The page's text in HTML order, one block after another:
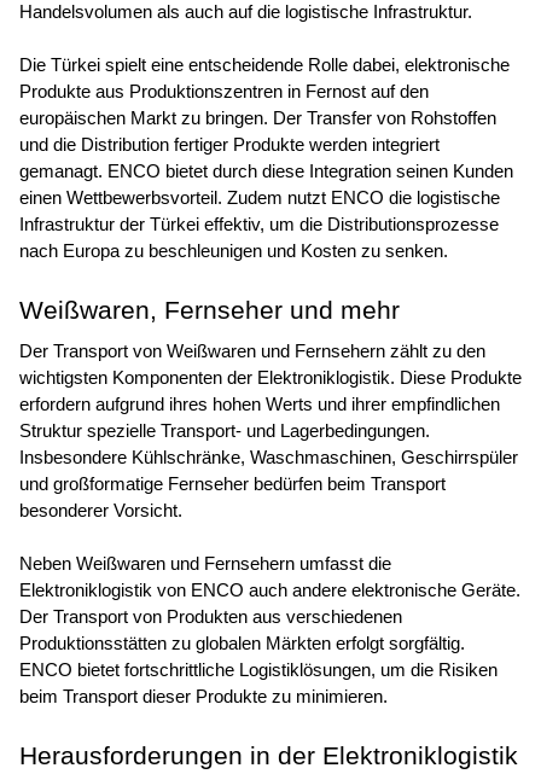
Handelsvolumen als auch auf die logistische Infrastruktur.
Die Türkei spielt eine entscheidende Rolle dabei, elektronische
Produkte aus Produktionszentren in Fernost auf den
europäischen Markt zu bringen. Der Transfer von Rohstoffen
und die Distribution fertiger Produkte werden integriert
gemanagt. ENCO bietet durch diese Integration seinen Kunden
einen Wettbewerbsvorteil. Zudem nutzt ENCO die logistische
Infrastruktur der Türkei effektiv, um die Distributionsprozesse
nach Europa zu beschleunigen und Kosten zu senken.
Weißwaren, Fernseher und mehr
Der Transport von Weißwaren und Fernsehern zählt zu den
wichtigsten Komponenten der Elektroniklogistik. Diese Produkte
erfordern aufgrund ihres hohen Werts und ihrer empfindlichen
Struktur spezielle Transport- und Lagerbedingungen.
Insbesondere Kühlschränke, Waschmaschinen, Geschirrspüler
und großformatige Fernseher bedürfen beim Transport
besonderer Vorsicht.
Neben Weißwaren und Fernsehern umfasst die
Elektroniklogistik von ENCO auch andere elektronische Geräte.
Der Transport von Produkten aus verschiedenen
Produktionsstätten zu globalen Märkten erfolgt sorgfältig.
ENCO bietet fortschrittliche Logistiklösungen, um die Risiken
beim Transport dieser Produkte zu minimieren.
Herausforderungen in der Elektroniklogistik